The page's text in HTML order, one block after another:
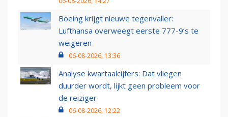
Boeing krijgt nieuwe tegenvaller:
Lufthansa overweegt eerste 777-9’s te
weigeren
06-08-2026, 13:36
Analyse kwartaalcijfers: Dat vliegen
duurder wordt, lijkt geen probleem voor
de reiziger
06-08-2026, 12:22